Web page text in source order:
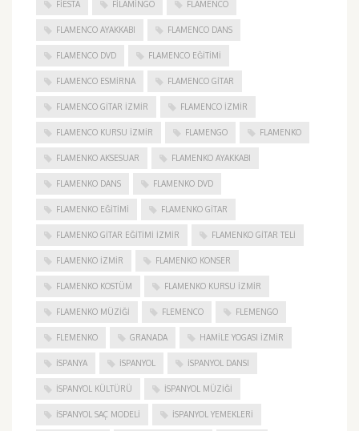
FIESTA FILAMINGO FLAMENCO
FLAMENCO AYAKKABI FLAMENCO DANS
FLAMENCO DVD FLAMENCO EĞITIMI
FLAMENCO ESMIRNA FLAMENCO GITAR
FLAMENCO GITAR İZMIR FLAMENCO IZMIR
FLAMENCO KURSU İZMIR FLAMENGO FLAMENKO
FLAMENKO AKSESUAR FLAMENKO AYAKKABI
FLAMENKO DANS FLAMENKO DVD
FLAMENKO EĞITIMI FLAMENKO GITAR
FLAMENKO GITAR EĞITIMI İZMIR FLAMENKO GITAR TELI
FLAMENKO IZMIR FLAMENKO KONSER
FLAMENKO KOSTÜM FLAMENKO KURSU İZMIR
FLAMENKO MÜZIĞI FLEMENCO FLEMENGO
FLEMENKO GRANADA HAMILE YOGASI İZMIR
ISPANYA İSPANYOL İSPANYOL DANSI
İSPANYOL KÜLTÜRÜ İSPANYOL MÜZIĞI
İSPANYOL SAÇ MODELI İSPANYOL YEMEKLERI